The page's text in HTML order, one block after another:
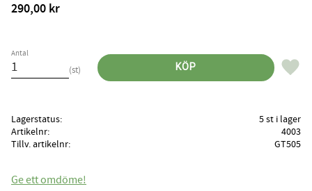
290,00 kr
Antal
st KÖP Lägg
Lagerstatus
5 st i lager
Artikelnr
4003
Tillv. artikelnr
GT505
Ge ett omdöme!